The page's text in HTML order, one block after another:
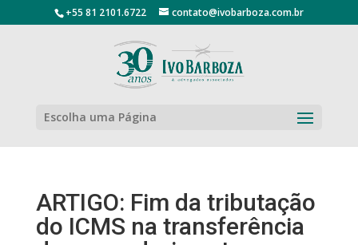
+55 81 2101.6722 contato@ivobarboza.com.br
Escolha uma Página
ARTIGO: Fim da tributação
do ICMS na transferência